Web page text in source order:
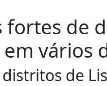
fortes de
vários
de